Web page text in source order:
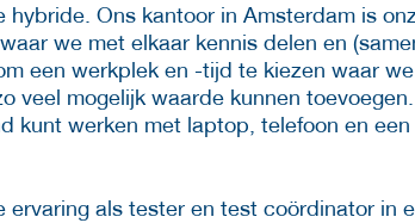
hybride. Ons kantoor in Amsterdam is
we met elkaar kennis delen en
een werkplek en -tijd te kiezen waar
veel mogelijk waarde kunnen
kunt werken met laptop, telefoon en
ervaring als tester en test coördinator in